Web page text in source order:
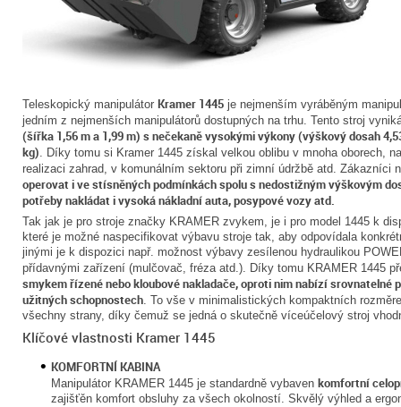
Teleskopický manipulátor Kramer 1445 je nejmenším vyráběným
jedním z nejmenších manipulátorů dostupných na trhu. Tento stroj
(šířka 1,56 m a 1,99 m) s nečekaně vysokými výkony (výškový dosah
kg). Díky tomu si Kramer 1445 získal velkou oblibu v mnoha oborech,
realizaci zahrad, v komunálním sektoru při zimní údržbě atd. Zákazníci
operovat i ve stísněných podmínkách spolu s nedostižným výškovým
potřeby nakládat i vysoká nákladní auta, posypové vozy atd.
Tak jak je pro stroje značky KRAMER zvykem, je i pro model 1445 k
které je možné naspecifikovat výbavu stroje tak, aby odpovídala
jinými je k dispozici např. možnost výbavy zesílenou hydraulikou
přídavnými zařízení (mulčovač, fréza atd.). Díky tomu KRAMER 1445
smykem řízené nebo kloubové nakladače, oproti nim nabízí srovnatelné
užitných schopnostech. To vše v minimalistických kompaktních
všechny strany, díky čemuž se jedná o skutečně víceúčelový stroj
Klíčové vlastnosti Kramer 1445
KOMFORTNÍ KABINA
Manipulátor KRAMER 1445 je standardně vybaven komfortní
zajišťěn komfort obsluhy za všech okolností. Skvělý výhled a